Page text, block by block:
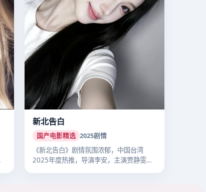
新北告白
国产电影精选 2025剧情
《新北告白》剧情氛围浓郁，中国台湾
2025年度热推，导演李安，主演贾静雯，